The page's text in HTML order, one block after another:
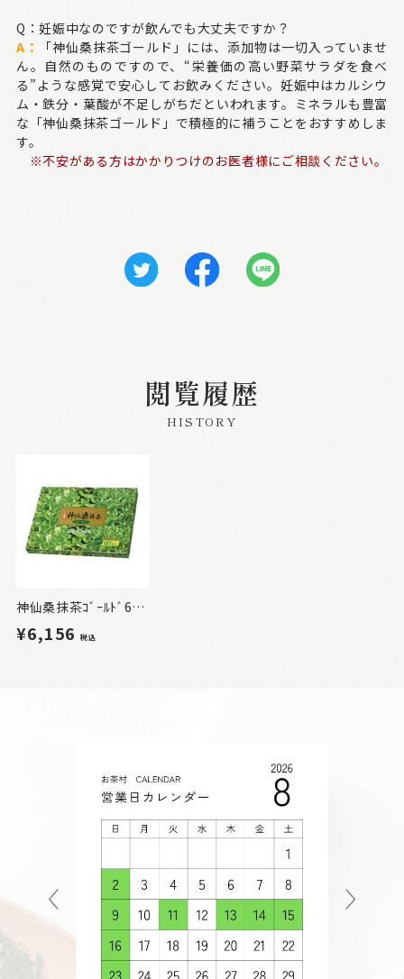
Q：妊娠中なのですが飲んでも大丈夫ですか？
A：
「神仙桑抹茶ゴールド」には、添加物は一切入っていませ
ん。自然のものですので、“栄養価の高い野菜サラダを食べ
る”ような感覚で安心してお飲みください。妊娠中はカルシウ
ム・鉄分・葉酸が不足しがちだといわれます。ミネラルも豊富
な「神仙桑抹茶ゴールド」で積極的に補うことをおすすめしま
す。
※不安がある方はかかりつけのお医者様にご相談ください。
閲覧履歴
HISTORY
神仙桑抹茶ｺﾞｰﾙﾄﾞ60 1箱
¥6,156税込